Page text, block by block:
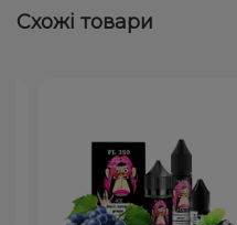
Схожі товари